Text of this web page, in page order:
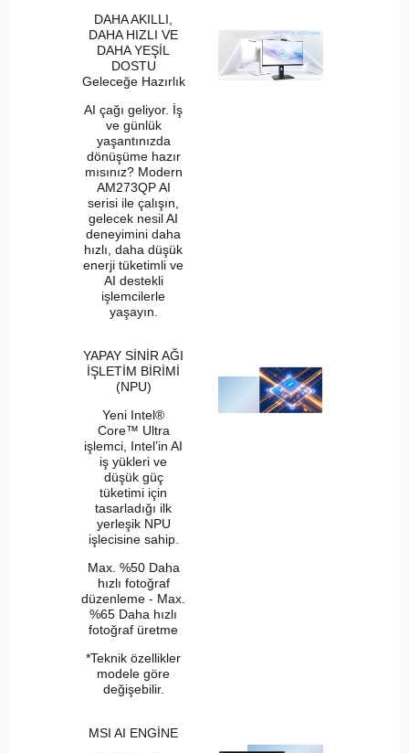
DAHA AKILLI,
DAHA HIZLI VE
DAHA YEŞİL
DOSTU
Geleceğe Hazırlık
AI çağı geliyor. İş
ve günlük
yaşantınızda
dönüşüme hazır
mısınız? Modern
AM273QP AI
serisi ile çalışın,
gelecek nesil AI
deneyimini daha
hızlı, daha düşük
enerji tüketimli ve
AI destekli
işlemcilerle
yaşayın.
YAPAY SİNİR AĞI
İŞLETİM BİRİMİ
(NPU)
Yeni Intel®
Core™ Ultra
işlemci, Intel’in AI
iş yükleri ve
düşük güç
tüketimi için
tasarladığı ilk
yerleşik NPU
işlecisine sahip.
Max. %50 Daha
hızlı fotoğraf
düzenleme - Max.
%65 Daha hızlı
fotoğraf üretme
*Teknik özellikler
modele göre
değişebilir.
MSI AI ENGİNE